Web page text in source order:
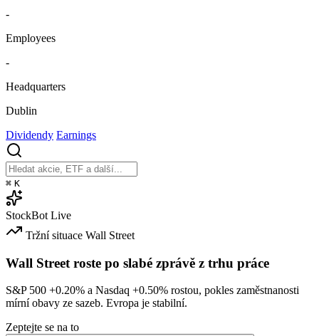
-
Employees
-
Headquarters
Dublin
Dividendy Earnings
⌘ K
StockBot Live
Tržní situace Wall Street
Wall Street roste po slabé zprávě z trhu práce
S&P 500 +0.20% a Nasdaq +0.50% rostou, pokles zaměstnanosti
mírní obavy ze sazeb. Evropa je stabilní.
Zeptejte se na to